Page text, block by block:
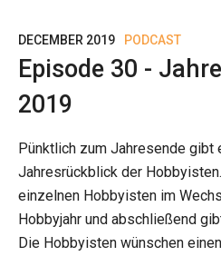
DECEMBER 2019 PODCAST
Episode 30 -
2019
Pünktlich zum Jahresende gibt
Jahresrückblick der
einzelnen Hobbyisten im
Hobbyjahr und abschließend
Die Hobbyisten wünschen